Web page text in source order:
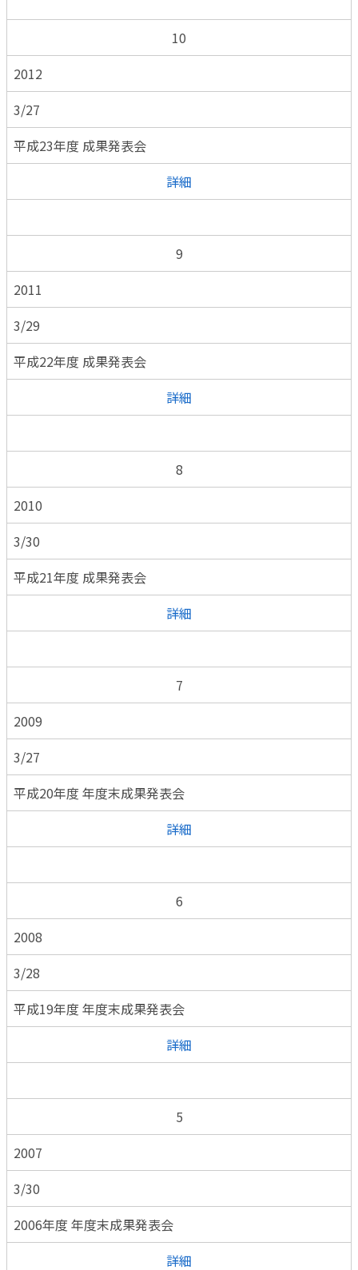
10
2012
3/27
平成23年度 成果発表会
詳細
9
2011
3/29
平成22年度 成果発表会
詳細
8
2010
3/30
平成21年度 成果発表会
詳細
7
2009
3/27
平成20年度 年度末成果発表会
詳細
6
2008
3/28
平成19年度 年度末成果発表会
詳細
5
2007
3/30
2006年度 年度末成果発表会
詳細